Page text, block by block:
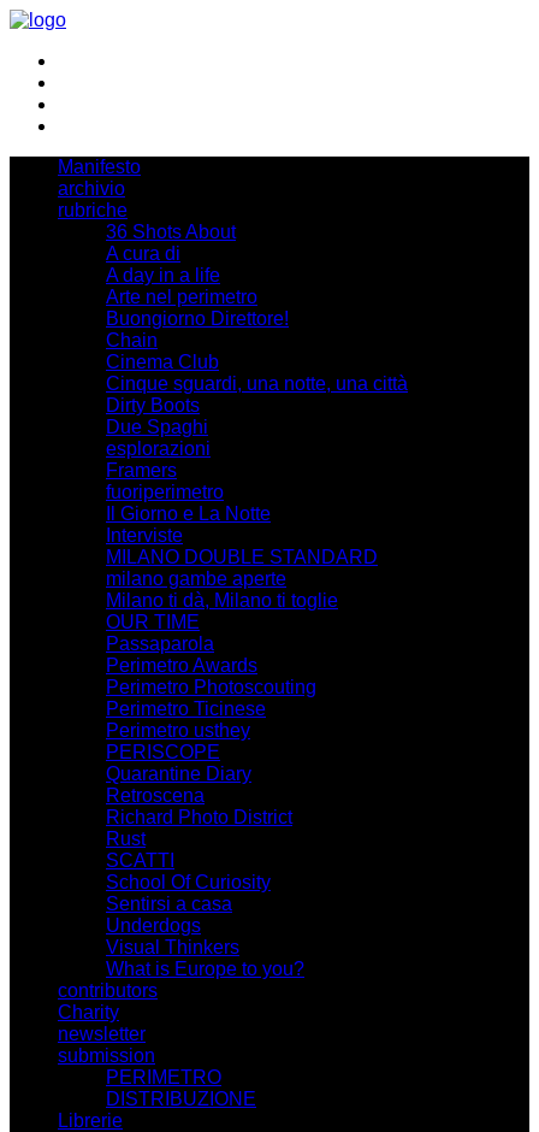
Manifesto
archivio
rubriche
36 Shots About
A cura di
A day in a life
Arte nel perimetro
Buongiorno Direttore!
Chain
Cinema Club
Cinque sguardi, una notte, una città
Dirty Boots
Due Spaghi
esplorazioni
Framers
fuoriperimetro
Il Giorno e La Notte
Interviste
MILANO DOUBLE STANDARD
milano gambe aperte
Milano ti dà, Milano ti toglie
OUR TIME
Passaparola
Perimetro Awards
Perimetro Photoscouting
Perimetro Ticinese
Perimetro usthey
PERISCOPE
Quarantine Diary
Retroscena
Richard Photo District
Rust
SCATTI
School Of Curiosity
Sentirsi a casa
Underdogs
Visual Thinkers
What is Europe to you?
contributors
Charity
newsletter
submission
PERIMETRO
DISTRIBUZIONE
Librerie